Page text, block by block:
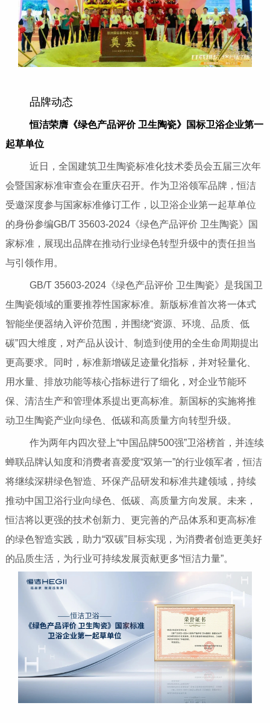
品牌动态
恒洁荣膺《绿色产品评价 卫生陶瓷》国标卫浴企业第一
起草单位
近日，全国建筑卫生陶瓷标准化技术委员会五届三次年
会暨国家标准审查会在重庆召开。作为卫浴领军品牌，恒洁
受邀深度参与国家标准修订工作，以卫浴企业第一起草单位
的身份参编GB/T 35603-2024《绿色产品评价 卫生陶瓷》国
家标准，展现出品牌在推动行业绿色转型升级中的责任担当
与引领作用。
GB/T 35603-2024《绿色产品评价 卫生陶瓷》是我国卫
生陶瓷领域的重要推荐性国家标准。新版标准首次将一体式
智能坐便器纳入评价范围，并围绕“资源、环境、品质、低
碳”四大维度，对产品从设计、制造到使用的全生命周期提出
更高要求。同时，标准新增碳足迹量化指标，并对轻量化、
用水量、排放功能等核心指标进行了细化，对企业节能环
保、清洁生产和管理体系提出更高标准。新国标的实施将推
动卫生陶瓷产业向绿色、低碳和高质量方向转型升级。
作为两年内四次登上“中国品牌500强”卫浴榜首，并连续
蝉联品牌认知度和消费者喜爱度“双第一”的行业领军者，恒洁
将继续深耕绿色智造、环保产品研发和标准共建领域，持续
推动中国卫浴行业向绿色、低碳、高质量方向发展。未来，
恒洁将以更强的技术创新力、更完善的产品体系和更高标准
的绿色智造实践，助力“双碳”目标实现，为消费者创造更美好
的品质生活，为行业可持续发展贡献更多“恒洁力量”。